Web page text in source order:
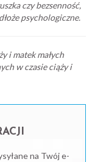
czy bezsenność,
psychologiczne.
i matek małych
w czasie ciąży i
na Twój e-